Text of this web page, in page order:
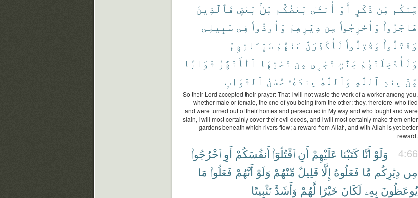
مِّنكُم مِّن ذَكَرٍ أَوْ أُنثَىٰ بَعْضُكُم مِّنۢ بَعْضٍ فَٱلَّذِينَ
هَاجَرُوا۟ وَأُخْرِجُوا۟ مِن دِيَٰرِهِمْ وَأُوذُوا۟ فِى سَبِيلِى
وَقَٰتَلُوا۟ وَقُتِلُوا۟ لَأُكَفِّرَنَّ عَنْهُمْ سَيِّـَٔاتِهِمْ
وَلَأُدْخِلَنَّهُمْ جَنَّٰتٍ تَجْرِى مِن تَحْتِهَا ٱلْأَنْهَٰرُ ثَوَابًا
مِّنْ عِندِ ٱللَّهِ وَٱللَّهُ عِندَهُۥ حُسْنُ ٱلثَّوَابِ
So their Lord accepted their prayer: That I will not waste the work of a worker among you,
whether male or female, the one of you being from the other; they, therefore, who fled
and were turned out of their homes and persecuted in My way and who fought and were
slain, I will most certainly cover their evil deeds, and I will most certainly make them enter
gardens beneath which rivers flow; a reward from Allah, and with Allah is yet better
reward.
4:66 وَلَوْ أَنَّا كَتَبْنَا عَلَيْهِمْ أَنِ ٱقْتُلُوٓا۟ أَنفُسَكُمْ أَوِ ٱخْرُجُوا۟
مِن دِيَٰرِكُم مَّا فَعَلُوهُ إِلَّا قَلِيلٌ مِّنْهُمْ وَلَوْ أَنَّهُمْ فَعَلُوا۟ مَا
يُوعَظُونَ بِهِۦ لَكَانَ خَيْرًا لَّهُمْ وَأَشَدَّ تَثْبِيتًا